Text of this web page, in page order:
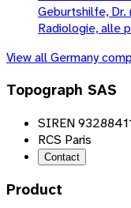
Geburtshilfe, Dr.
Radiologie, alle
View allGermany
Topograph SAS
SIREN
RCS Paris
Contact
Product